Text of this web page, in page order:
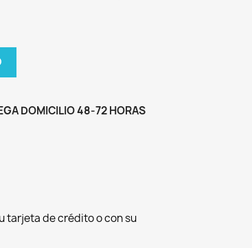
DOMICILIO 48-72 HORAS
tarjeta de crédito o con su